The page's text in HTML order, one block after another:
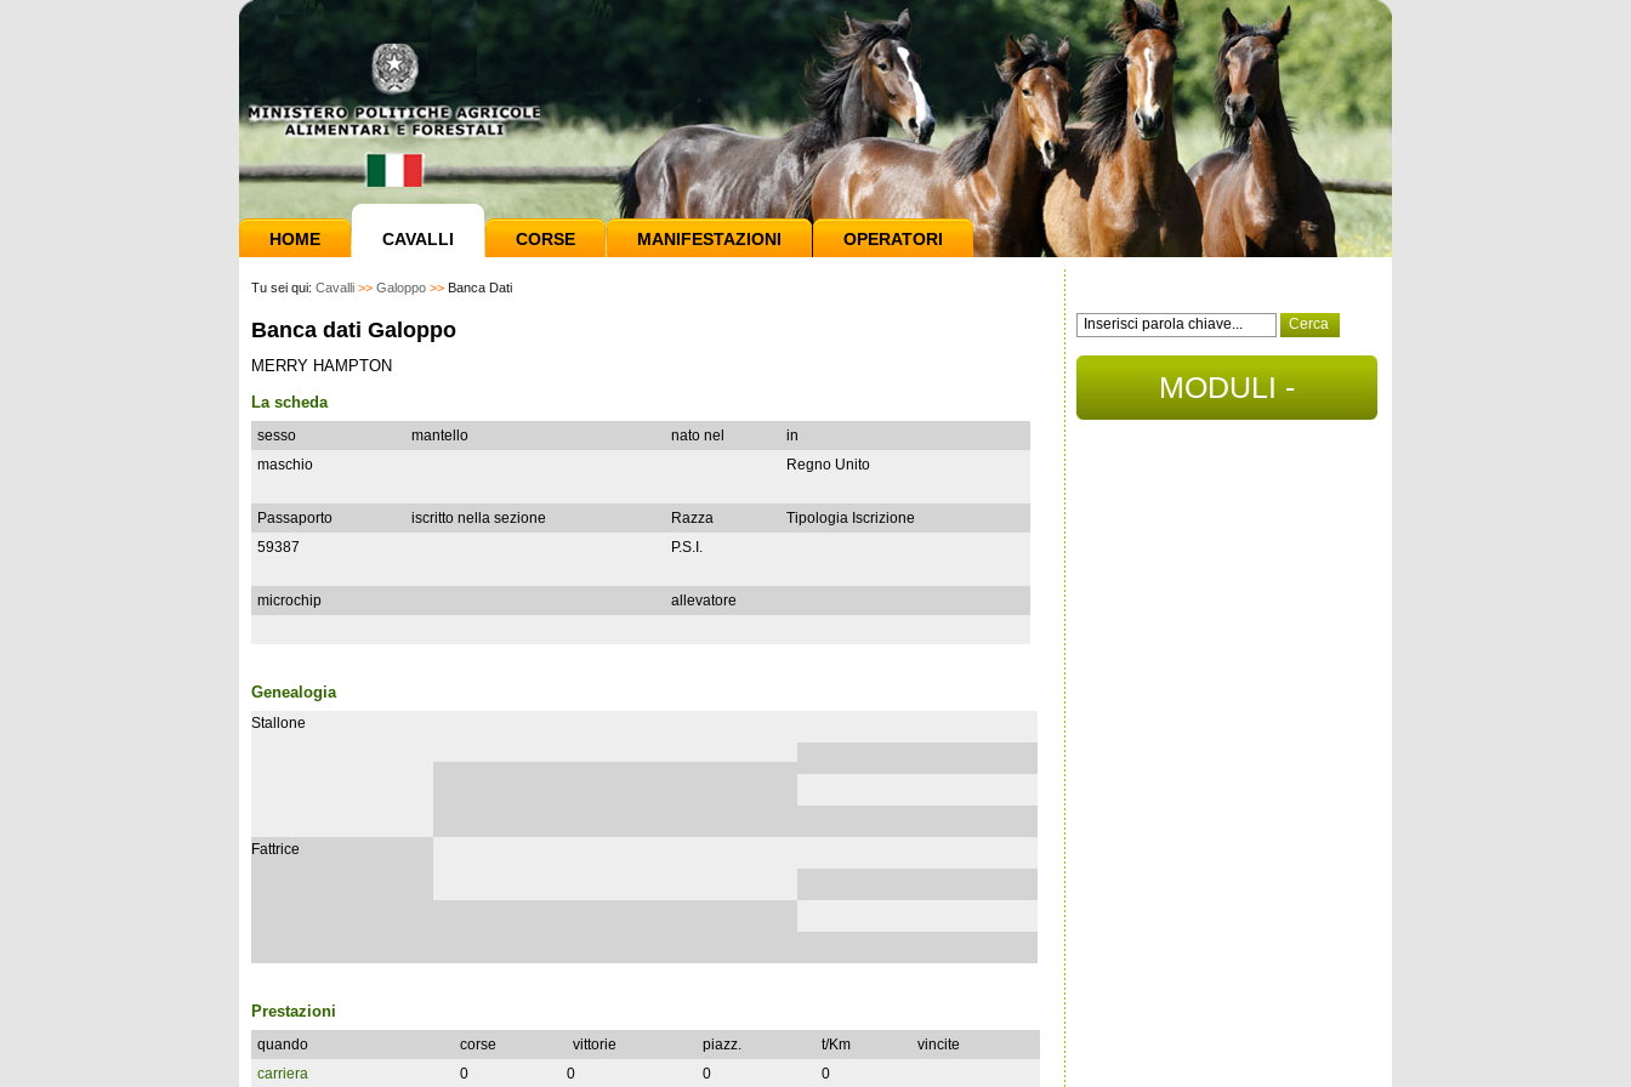
HOME CAVALLI CORSE MANIFESTAZIONI OPERATORI
Tu sei qui: Cavalli >> Galoppo >> Banca Dati
Banca dati Galoppo
MERRY HAMPTON
La scheda
sesso mantello nato nel
in
maschio
Regno Unito
Passaporto iscritto nella sezione Razza
Tipologia Iscrizione
59387
P.S.I.
microchip allevatore
Genealogia
Stallone
Fattrice
Prestazioni
quando corse vittorie piazz. t/Km
vincite
carriera
0 0 0 0
MODULI -